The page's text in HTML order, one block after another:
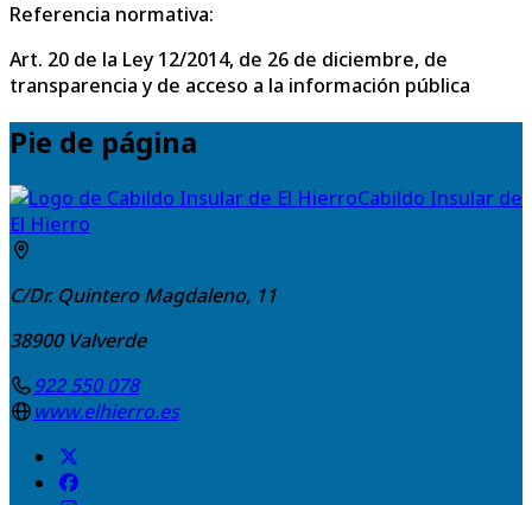
Referencia normativa:
Art. 20 de la Ley 12/2014, de 26 de diciembre, de
transparencia y de acceso a la información pública
Pie de página
Cabildo Insular de
El Hierro
C/Dr. Quintero Magdaleno, 11
38900 Valverde
922 550 078
www.elhierro.es